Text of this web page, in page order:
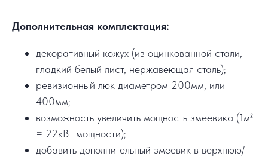
Дополнительная комплектация:
декоративный кожух (из оцинкованной стали,
гладкий белый лист, нержавеющая сталь);
ревизионный люк диаметром 200мм, или
400мм;
возможность увеличить мощность змеевика (1м²
= 22кВт мощности);
добавить дополнительный змеевик в верхнюю/